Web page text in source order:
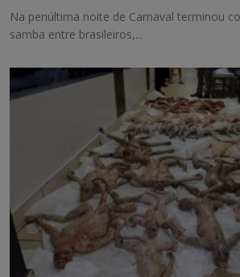
Na penúltima noite de Carnaval terminou
samba entre brasileiros,...